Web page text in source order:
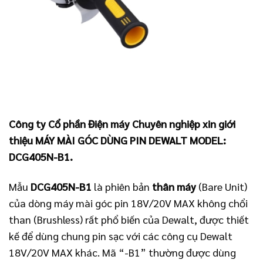
Công ty Cổ phần Điện máy Chuyên nghiệp xin giới
thiệu MÁY MÀI GÓC DÙNG PIN DEWALT MODEL:
DCG405N-B1.
Mẫu DCG405N-B1 là phiên bản thân máy (Bare Unit)
của dòng máy mài góc pin 18V/20V MAX không chổi
than (Brushless) rất phổ biến của Dewalt, được thiết
kế để dùng chung pin sạc với các công cụ Dewalt
18V/20V MAX khác. Mã “-B1” thường được dùng